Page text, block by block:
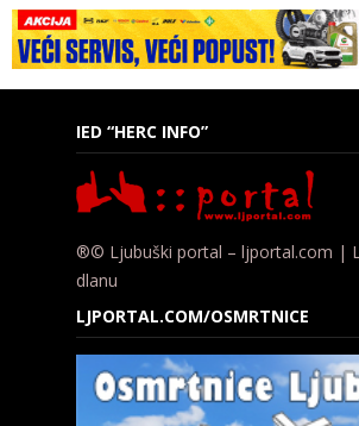
IED “HERC INFO”
®© Ljubuški portal – ljportal.com |
dlanu
LJPORTAL.COM/OSMRTNICE